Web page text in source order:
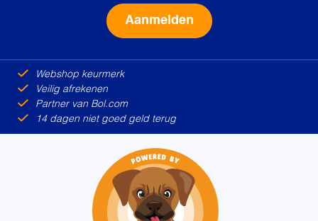
Webshop keurmerk
Veilig afrekenen
Partner van Bol.com
14 dagen niet goed geld terug